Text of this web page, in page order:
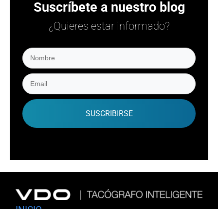
Suscríbete a nuestro blog
¿Quieres estar informado?
SUSCRIBIRSE
INICIO